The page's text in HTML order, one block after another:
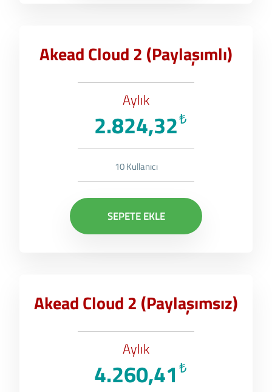
Akead Cloud 2 (Paylaşımlı)
Aylık
₺
2.824,32
10 Kullanıcı
SEPETE EKLE
Akead Cloud 2 (Paylaşımsız)
Aylık
₺
4.260,41